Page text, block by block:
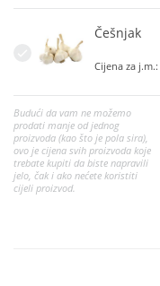
Češnjak
Cijena za j.m.:
Budući da vam ne možemo
prodati manje od jednog
proizvoda (kao što je pola sira),
ovo je cijena svih proizvoda koje
trebate kupiti da biste napravili
jelo, čak i ako nećete koristiti
cijeli proizvod.